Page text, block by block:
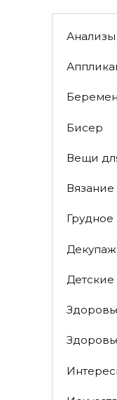
Анализы
Бисер
Вещи
Вязание
Декупаж
Детские